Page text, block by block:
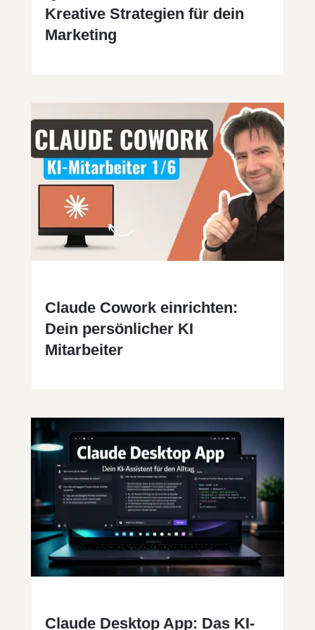
Kreative Strategien für dein
Marketing
Claude Cowork einrichten:
Dein persönlicher KI
Mitarbeiter
Claude Desktop App: Das KI-